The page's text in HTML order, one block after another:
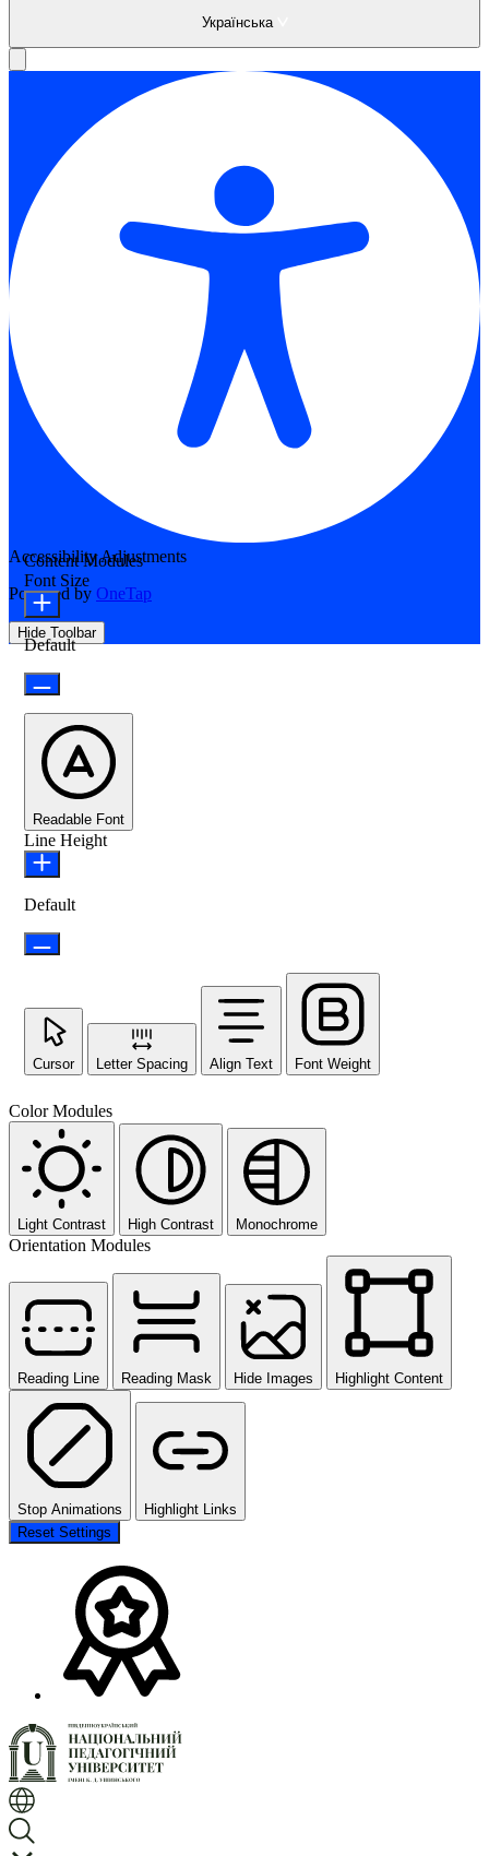
Українська
Accessibility Adjustments
Powered by OneTap
Hide Toolbar
Content Modules
Font Size
Default
Readable Font
Line Height
Default
Cursor Letter Spacing Align Text Font Weight
Color Modules
Light Contrast High Contrast Monochrome
Orientation Modules
Reading Line Reading Mask Hide Images Highlight Content
Stop Animations
Highlight Links
Reset Settings